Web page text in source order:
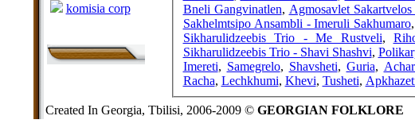
komisia corp
Bneli Gangvinatlen, Agmosavlet
Sakhelmtsipo Ansambli - Imeruli Sakhumaro,
Sikharulidzeebis Trio - Me Rustveli,
Sikharulidzeebis Trio - Shavi Shashvi,
Imereti, Samegrelo, Shavsheti, Guria,
Racha, Lechkhumi, Khevi, Tusheti,
Created In Georgia, Tbilisi, 2006-2009 © GEORGIAN FOLKLORE